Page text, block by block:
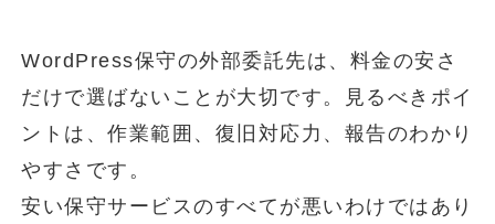
WordPress保守の外部委託先は、料金の安さ
だけで選ばないことが大切です。見るべきポイ
ントは、作業範囲、復旧対応力、報告のわかり
やすさです。
安い保守サービスのすべてが悪いわけではあり